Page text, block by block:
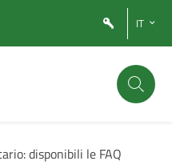
IT
disponibili le FAQ